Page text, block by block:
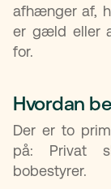
afhænger af,
er gæld eller
for.
Hvordan
Der er to
på: Privat
bobestyrer.